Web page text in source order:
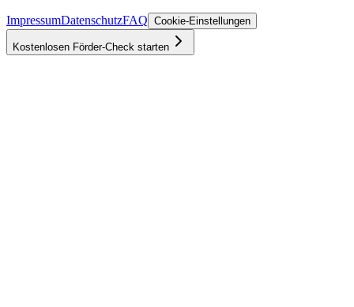
ImpressumDatenschutzFAQ Cookie-Einstellungen
Kostenlosen Förder-Check starten